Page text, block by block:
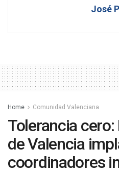
José
Home Comunidad Valenciana
Tolerancia
de Valencia
coordinadores